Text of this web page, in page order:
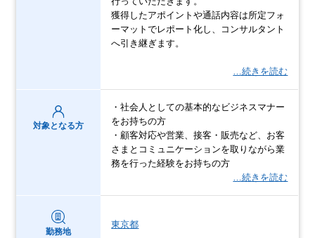
獲得したアポイントや通話内容は所定フォ
ーマットでレポート化し、コンサルタント
へ引き継ぎます。
…続きを読む
対象となる方
・社会人としての基本的なビジネスマナー
をお持ちの方
・顧客対応や営業、接客・販売など、お客
さまとコミュニケーションを取りながら業
務を行った経験をお持ちの方
…続きを読む
勤務地
東京都